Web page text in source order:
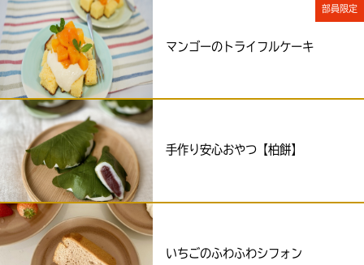
部員限定
マンゴーのトライフルケーキ
手作り安心おやつ【柏餅】
いちごのふわふわシフォン